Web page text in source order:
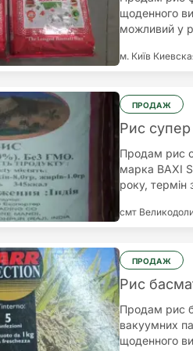
щоденного
можливий у
100 кг, умови
м. Київ
ПРОДАЖ
Рис
Продам рис
марка BAXI
року, термін
закладів
смт
ПРОДАЖ
Рис
Продам рис
вакуумних
щоденного